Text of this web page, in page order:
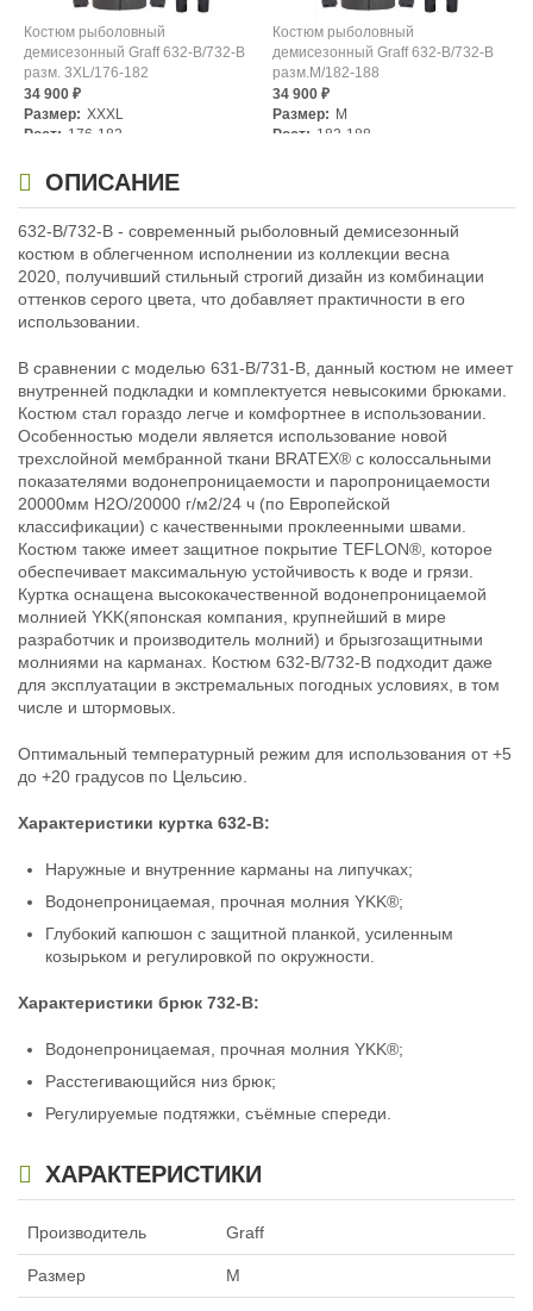
Костюм рыболовный
демисезонный Graff 632-В/732-В
разм. 3XL/176-182
34 900 ₽
Размер: XXXL
Рост: 176-182
Костюм рыболовный
демисезонный Graff 632-В/732-В
разм.M/182-188
34 900 ₽
Размер: M
Рост: 182-188
демисезонный Graff 632-В/732-В
разм.L/176-182
34 900₽
Размер:L
Рост:176-182
Нет в наличии
демисезонный Graff 632-В/732-В
разм.L/182-188
34 900 ₽
Размер: L
Рост:182-188
Костюм рыболовный
демисезонный Graff 632-В/732-В
разм.XL/176-182
Размер:XL
Рост:176-182
Нет в наличии
Костюм рыболовный
демисезонный Graff 632-В/732-В
Размер:XXL
демисезонный Graff 632-В/732-В
34 900₽
Рост:182-188
Нет в наличии
ОПИСАНИЕ
632-B/732-B - современный рыболовный демисезонный
костюм в облегченном исполнении из коллекции весна
2020, получивший стильный строгий дизайн из комбинации
оттенков серого цвета, что добавляет практичности в его
использовании.
В сравнении с моделью 631-В/731-В, данный костюм не имеет
внутренней подкладки и комплектуется невысокими брюками.
Костюм стал гораздо легче и комфортнее в использовании.
Особенностью модели является использование новой
трехслойной мембранной ткани BRATEX® с колосcальными
показателями водонепроницаемости и паропроницаемости
20000мм H2O/20000 г/м2/24 ч (по Европейской
классификации) с качественными проклеенными швами.
Костюм также имеет защитное покрытие TEFLON®, которое
обеспечивает максимальную устойчивость к воде и грязи.
Куртка оснащена высококачественной водонепроницаемой
молнией YKK(японская компания, крупнейший в мире
разработчик и производитель молний) и брызгозащитными
молниями на карманах. Костюм 632-B/732-B подходит даже
для эксплуатации в экстремальных погодных условиях, в том
числе и штормовых.
Оптимальный температурный режим для использования от +5
до +20 градусов по Цельсию.
Характеристики куртка 632-B:
Наружные и внутренние карманы на липучках;
Водонепроницаемая, прочная молния YKK®;
Глубокий капюшон с защитной планкой, усиленным
козырьком и регулировкой по окружности.
Характеристики брюк 732-B:
Водонепроницаемая, прочная молния YKK®;
Расстегивающийся низ брюк;
Регулируемые подтяжки, съёмные спереди.
ХАРАКТЕРИСТИКИ
Производитель Graff
Размер M